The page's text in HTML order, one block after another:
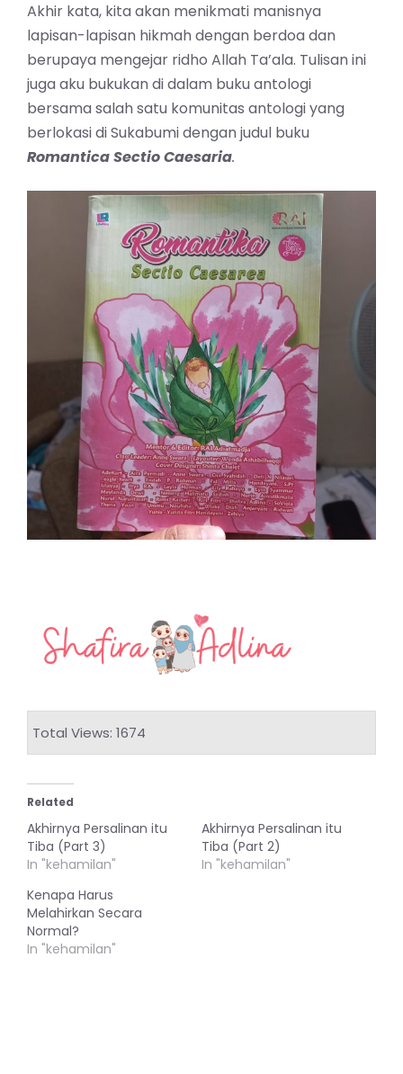
Akhir kata, kita akan menikmati manisnya
lapisan-lapisan hikmah dengan berdoa dan
berupaya mengejar ridho Allah Ta’ala. Tulisan ini
juga aku bukukan di dalam buku antologi
bersama salah satu komunitas antologi yang
berlokasi di Sukabumi dengan judul buku
Romantica Sectio Caesaria.
Total Views: 1674
Related
Akhirnya Persalinan itu
Tiba (Part 3)
In "kehamilan"
Akhirnya Persalinan itu
Tiba (Part 2)
In "kehamilan"
Kenapa Harus
Melahirkan Secara
Normal?
In "kehamilan"